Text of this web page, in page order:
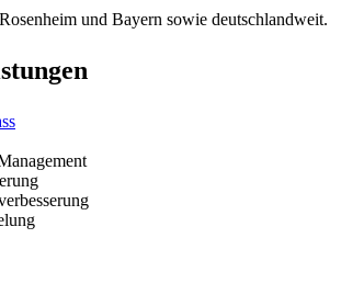
und Bayern sowie deutschlandweit.